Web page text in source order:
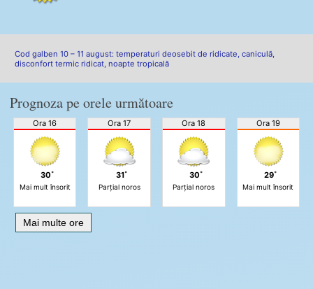
Cod galben 10 – 11 august: temperaturi deosebit de ridicate, caniculă,
disconfort termic ridicat, noapte tropicală
Prognoza pe orele următoare
Ora 16
30˚
Mai mult însorit
Ora 17
31˚
Parțial noros
Ora 18
30˚
Parțial noros
Ora 19
29˚
Mai mult însorit
Mai multe ore